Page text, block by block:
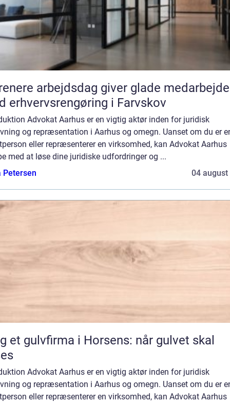
arbejdsdag giver glade
erhvervsrengøring i Farvskov
Advokat Aarhus er en vigtig aktør inden for juridisk
og repræsentation i Aarhus og omegn. Uanset om du er
eller repræsenterer en virksomhed, kan Advokat Aarhus
med at løse dine juridiske udfordringer og ...
Petersen
04 august
et gulvfirma i Horsens: når gulvet skal
Advokat Aarhus er en vigtig aktør inden for juridisk
og repræsentation i Aarhus og omegn. Uanset om du er
eller repræsenterer en virksomhed, kan Advokat Aarhus